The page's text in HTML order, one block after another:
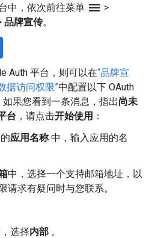
中，依次前往菜单 menu >
品牌宣传。
Auth 平台，则可以在“品牌宣
据访问权限”中配置以下 OAuth
果您看到一条消息，指出尚未
台 ，请点击开始使用 ：
应用名称中，输入应用的名
中，选择一个支持邮箱地址，以
请求有疑问时与您联系。
选择内部 。